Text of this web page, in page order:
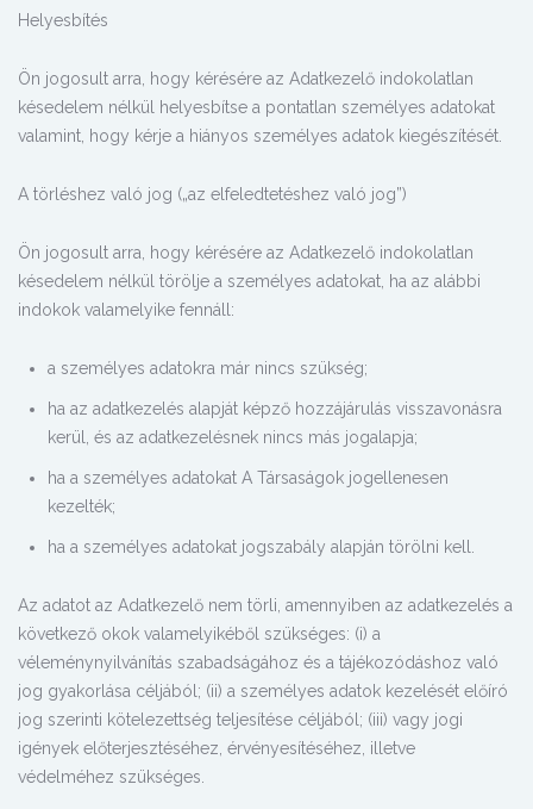
Helyesbítés
Ön jogosult arra, hogy kérésére az Adatkezelő indokolatlan
késedelem nélkül helyesbítse a pontatlan személyes adatokat
valamint, hogy kérje a hiányos személyes adatok kiegészítését.
A törléshez való jog („az elfeledtetéshez való jog”)
Ön jogosult arra, hogy kérésére az Adatkezelő indokolatlan
késedelem nélkül törölje a személyes adatokat, ha az alábbi
indokok valamelyike fennáll:
a személyes adatokra már nincs szükség;
ha az adatkezelés alapját képző hozzájárulás visszavonásra
kerül, és az adatkezelésnek nincs más jogalapja;
ha a személyes adatokat A Társaságok jogellenesen
kezelték;
ha a személyes adatokat jogszabály alapján törölni kell.
Az adatot az Adatkezelő nem törli, amennyiben az adatkezelés a
következő okok valamelyikéből szükséges: (i) a
véleménynyilvánítás szabadságához és a tájékozódáshoz való
jog gyakorlása céljából; (ii) a személyes adatok kezelését előíró
jog szerinti kötelezettség teljesítése céljából; (iii) vagy jogi
igények előterjesztéséhez, érvényesítéséhez, illetve
védelméhez szükséges.